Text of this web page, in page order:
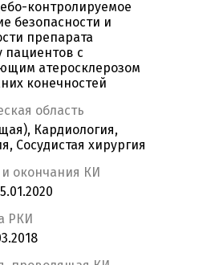
контролируемое
безопасности и
препарата
пациентов с
атеросклерозом
конечностей
область
Кардиология,
Сосудистая хирургия
окончания КИ
РКИ